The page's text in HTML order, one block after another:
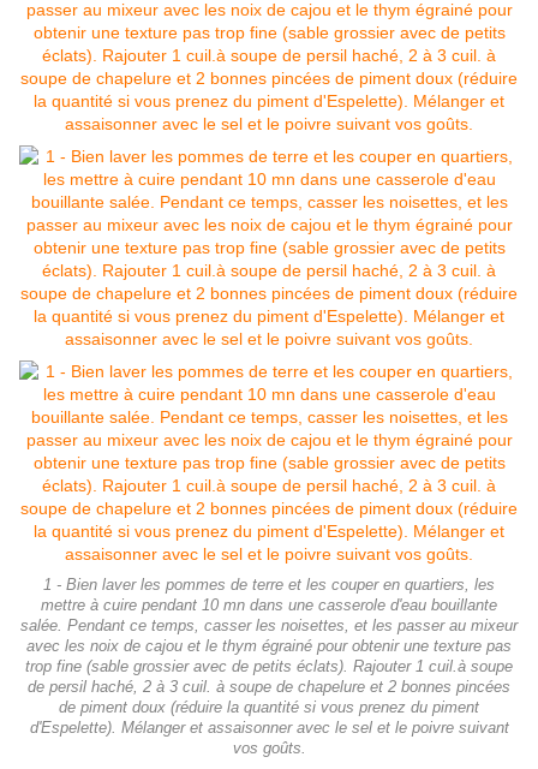
1 - Bien laver les pommes de terre et les couper en quartiers, les
mettre à cuire pendant 10 mn dans une casserole d'eau bouillante
salée. Pendant ce temps, casser les noisettes, et les passer au mixeur
avec les noix de cajou et le thym égrainé pour obtenir une texture pas
trop fine (sable grossier avec de petits éclats). Rajouter 1 cuil.à soupe
de persil haché, 2 à 3 cuil. à soupe de chapelure et 2 bonnes pincées
de piment doux (réduire la quantité si vous prenez du piment
d'Espelette). Mélanger et assaisonner avec le sel et le poivre suivant
vos goûts.